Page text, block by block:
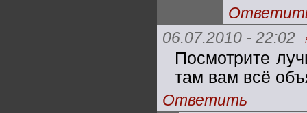
06.07.2010 - 22:02
Посмотрите
там вам всё
Ответить